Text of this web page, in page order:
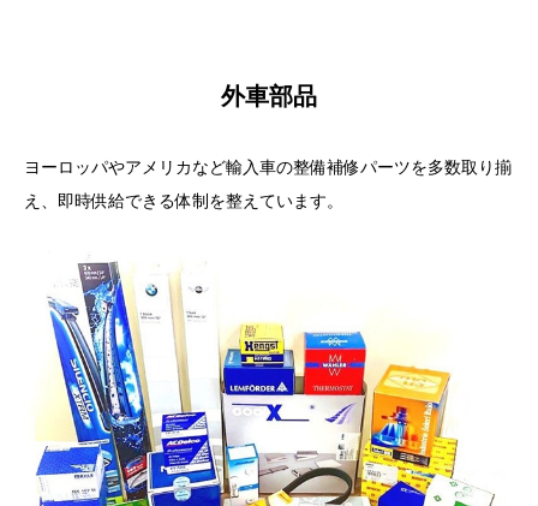
外車部品
ヨーロッパやアメリカなど輸入車の整備補修パーツを多数取り揃
え、即時供給できる体制を整えています。